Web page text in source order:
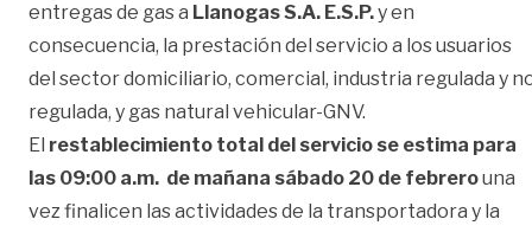
entregas de gas a Llanogas S.A. E.S.P.y en
consecuencia, la prestación del servicio a los usuarios
del sector domiciliario, comercial, industria regulada y
regulada, y gas natural vehicular-GNV.
El restablecimiento total del servicio se estima para
las 09:00 a.m. de mañana sábado 20 de febrerouna
vez finalicen las actividades de la transportadora y la